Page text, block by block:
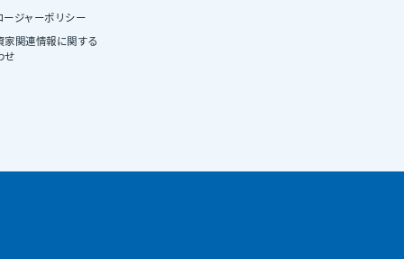
ージャーポリシー
家関連情報に関する
せ